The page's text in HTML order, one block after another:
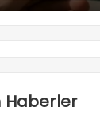
Haberler